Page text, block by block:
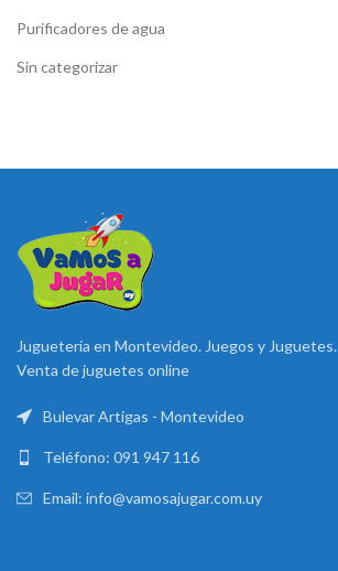
Purificadores de agua
Sin categorizar
Juguetería en Montevideo. Juegos y Juguetes.
Venta de juguetes online
Bulevar Artigas - Montevideo
Teléfono: 091 947 116
Email: info@vamosajugar.com.uy